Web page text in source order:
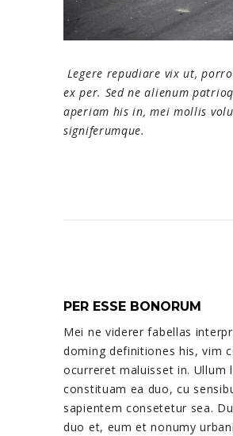
Legere repudiare vix ut,
ex per. Sed ne alienum
aperiam his in, mei mollis
signiferumque.
PER ESSE BONORUM
Mei ne viderer fabellas
doming definitiones his, vim
ocurreret maluisset in. Ullum
constituam ea duo, cu
sapientem consetetur sea.
duo et, eum et nonumy